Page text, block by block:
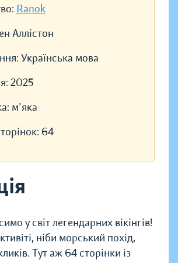
Ranok
Аллістон
Українська мова
2025
м'яка
64
у світ легендарних вікінгів!
ніби морський похід,
Тут аж 64 сторінки із